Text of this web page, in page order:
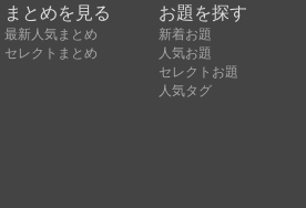
まとめを見る
最新人気まとめ
セレクトまとめ
お題を探す
新着お題
人気お題
セレクトお題
人気タグ